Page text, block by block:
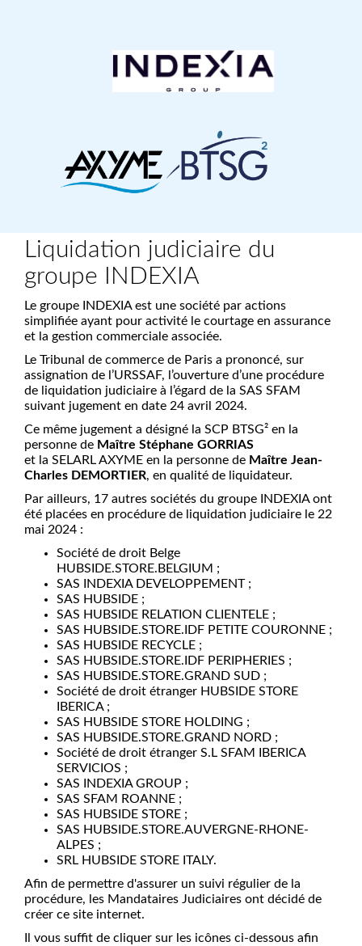
Liquidation judiciaire du
groupe INDEXIA
Le groupe INDEXIA est une société par actions
simplifiée ayant pour activité le courtage en assurance
et la gestion commerciale associée.
Le Tribunal de commerce de Paris a prononcé, sur
assignation de l’URSSAF, l’ouverture d’une procédure
de liquidation judiciaire à l’égard de la SAS SFAM
suivant jugement en date 24 avril 2024.
Ce même jugement a désigné la SCP BTSG² en la
personne de Maître Stéphane GORRIAS
et la SELARL AXYME en la personne de Maître Jean-
Charles DEMORTIER, en qualité de liquidateur.
Par ailleurs, 17 autres sociétés du groupe INDEXIA ont
été placées en procédure de liquidation judiciaire le 22
mai 2024 :
Société de droit Belge
HUBSIDE.STORE.BELGIUM ;
SAS INDEXIA DEVELOPPEMENT ;
SAS HUBSIDE ;
SAS HUBSIDE RELATION CLIENTELE ;
SAS HUBSIDE.STORE.IDF PETITE COURONNE ;
SAS HUBSIDE RECYCLE ;
SAS HUBSIDE.STORE.IDF PERIPHERIES ;
SAS HUBSIDE.STORE.GRAND SUD ;
Société de droit étranger HUBSIDE STORE
IBERICA ;
SAS HUBSIDE STORE HOLDING ;
SAS HUBSIDE.STORE.GRAND NORD ;
Société de droit étranger S.L SFAM IBERICA
SERVICIOS ;
SAS INDEXIA GROUP ;
SAS SFAM ROANNE ;
SAS HUBSIDE STORE ;
SAS HUBSIDE.STORE.AUVERGNE-RHONE-
ALPES ;
SRL HUBSIDE STORE ITALY.
Afin de permettre d'assurer un suivi régulier de la
procédure, les Mandataires Judiciaires ont décidé de
créer ce site internet.
Il vous suffit de cliquer sur les icônes ci-dessous afin